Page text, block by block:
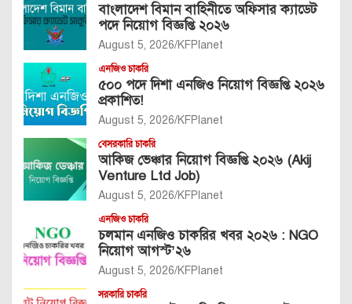
বাংলাদেশ বিমান বাহিনীতে অফিসার ক্যাডেট
পদে নিয়োগ বিজ্ঞপ্তি ২০২৬
August 5, 2026 KFPlanet
এনজিও চাকরি
৫০০ পদে দিশা এনজিও নিয়োগ বিজ্ঞপ্তি ২০২৬
প্রকাশিত!
August 5, 2026 KFPlanet
বেসরকারি চাকরি
আকিজ ভেঞ্চার নিয়োগ বিজ্ঞপ্তি ২০২৬ (Akij
Venture Ltd Job)
August 5, 2026 KFPlanet
এনজিও চাকরি
চলমান এনজিও চাকরির খবর ২০২৬ : NGO
নিয়োগ আগস্ট’২৬
August 5, 2026 KFPlanet
সরকারি চাকরি